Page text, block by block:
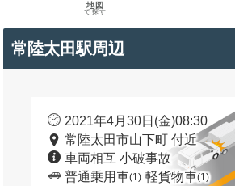
地図
で探す
常陸太田駅周辺
2021年4月30日(金)08:30
常陸太田市山下町 付近
車両相互 小破事故
普通乗用車(1) 軽貨物車(1)